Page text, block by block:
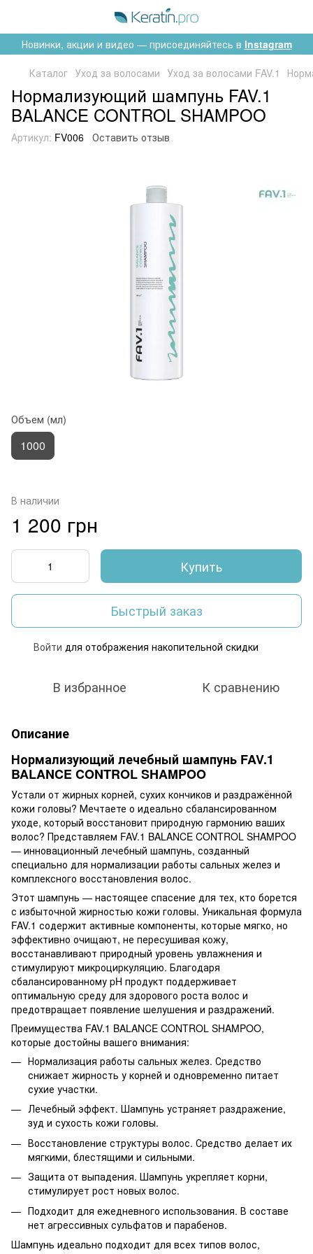
Новинки, акции и видео — присоединяйтесь в Instagram
Каталог Уход за волосами Уход за волосами FAV.1
Нормализующий шампунь FAV.1
BALANCE CONTROL SHAMPOO
Артикул: FV006 Оставить отзыв
Объем (мл)
1000
В наличии
1 200 грн
Купить
Быстрый заказ
Войти для отображения накопительной скидки
В избранное К сравнению
Описание
Нормализующий лечебный шампунь FAV.1
BALANCE CONTROL SHAMPOO
Устали от жирных корней, сухих кончиков и раздражённой
кожи головы? Мечтаете о идеально сбалансированном
уходе, который восстановит природную гармонию ваших
волос? Представляем FAV.1 BALANCE CONTROL SHAMPOO
— инновационный лечебный шампунь, созданный
специально для нормализации работы сальных желез и
комплексного восстановления волос.
Этот шампунь — настоящее спасение для тех, кто борется
с избыточной жирностью кожи головы. Уникальная формула
FAV.1 содержит активные компоненты, которые мягко, но
эффективно очищают, не пересушивая кожу,
восстанавливают природный уровень увлажнения и
стимулируют микроциркуляцию. Благодаря
сбалансированному pH продукт поддерживает
оптимальную среду для здорового роста волос и
предотвращает появление шелушения и раздражений.
Преимущества FAV.1 BALANCE CONTROL SHAMPOO,
которые достойны вашего внимания:
Нормализация работы сальных желез. Средство
снижает жирность у корней и одновременно питает
сухие участки.
Лечебный эффект. Шампунь устраняет раздражение,
зуд и сухость кожи головы.
Восстановление структуры волос. Средство делает их
мягкими, блестящими и сильными.
Защита от выпадения. Шампунь укрепляет корни,
стимулирует рост новых волос.
Подходит для ежедневного использования. В составе
нет агрессивных сульфатов и парабенов.
Шампунь идеально подходит для всех типов волос,